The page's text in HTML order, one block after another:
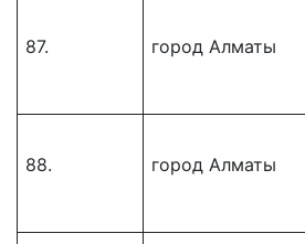
87. город Алматы
88. город Алматы